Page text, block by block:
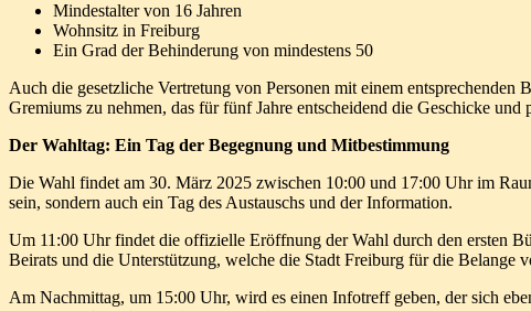
Mindestalter von 16 Jahren
Wohnsitz in Freiburg
Ein Grad der Behinderung von mindestens 50
Auch die gesetzliche Vertretung von Personen mit einem
Gremiums zu nehmen, das für fünf Jahre entscheidend die Geschicke
Der Wahltag: Ein Tag der Begegnung und Mitbestimmung
Die Wahl findet am 30. März 2025 zwischen 10:00 und 17:00 Uhr im
sein, sondern auch ein Tag des Austauschs und der Information.
Um 11:00 Uhr findet die offizielle Eröffnung der Wahl durch den ersten
Beirats und die Unterstützung, welche die Stadt Freiburg für die Belange
Am Nachmittag, um 15:00 Uhr, wird es einen Infotreff geben, der sich